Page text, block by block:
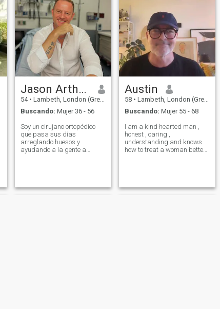
Jason Arthur Maurice
54 • Lambeth, London (Greater), Reino Unido
Buscando: Mujer 36 - 56
Soy un cirujano ortopédico
que pasa sus días
arreglando huesos y
ayudando a la gente a
para alguien con un trabajo
Austin
58 • Lambeth, London (Greater), Reino Unido
Buscando: Mujer 55 - 68
I am a kind hearted man ,
honest , caring ,
understanding and knows
how to treat a woman better